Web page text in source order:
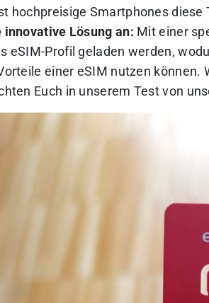
hochpreisige Smartphones diese
innovative Lösung an: Mit einer
eSIM-Profil geladen werden,
einer eSIM nutzen können.
Euch in unserem Test von